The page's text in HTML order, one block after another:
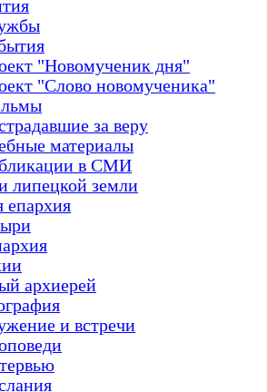
"Новомученик дня"
"Слово новомученика"
за веру
материалы
в СМИ
липецкой земли
епархия
архиерей
и встречи